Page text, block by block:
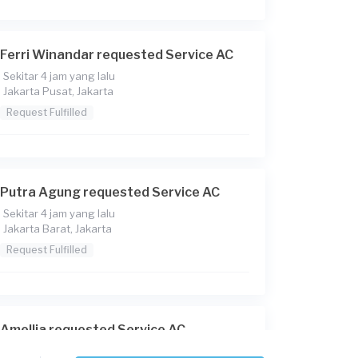
Ferri Winandar requested Service AC
Sekitar 4 jam yang lalu
Jakarta Pusat, Jakarta
Request Fulfilled
Putra Agung requested Service AC
Sekitar 4 jam yang lalu
Jakarta Barat, Jakarta
Request Fulfilled
Amellia requested Service AC